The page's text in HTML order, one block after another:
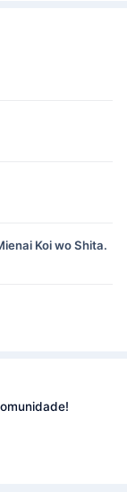
Koi wo Shita.